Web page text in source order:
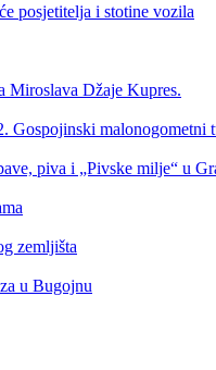
posjetitelja i stotine vozila
Miroslava Džaje Kupres.
malonogometni
piva i „Pivske milje“ u
zemljišta
u Bugojnu